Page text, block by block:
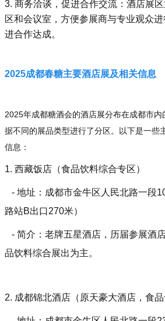
3. 商务洽谈，促进合作交流：酒店展
区和会议室，方便参展商与专业观众
进合作达成。
2025成都春糖主要酒店展及相关信息
2025年成都糖酒会的酒店展分布在成都市
据不同的展品类型进行了分区。以下是一些
信息：
1. 西藏饭店（食品饮料综合专区）
- 地址：成都市金牛区人民北路一段
路站B出口270米）
- 简介：老牌五星酒店，历届参展酒
品饮料综合展出为主。
2. 成都锦北酒店（原天豪大酒店，食品